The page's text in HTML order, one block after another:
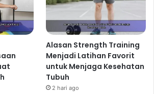
Alasan Strength Training
Menjadi Latihan Favorit
untuk Menjaga Kesehatan
Tubuh
2 hari ago